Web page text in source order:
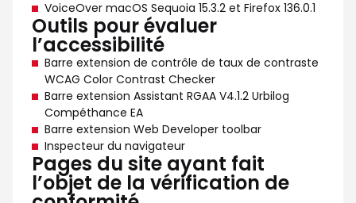
VoiceOver macOS Sequoia 15.3.2 et Firefox 136.0.1
Outils pour évaluer
l’accessibilité
Barre extension de contrôle de taux de contraste
WCAG Color Contrast Checker
Barre extension Assistant RGAA V4.1.2 Urbilog
Compéthance EA
Barre extension Web Developer toolbar
Inspecteur du navigateur
Pages du site ayant fait
l’objet de la vérification de